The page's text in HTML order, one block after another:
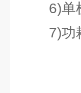
6)单机
7)功